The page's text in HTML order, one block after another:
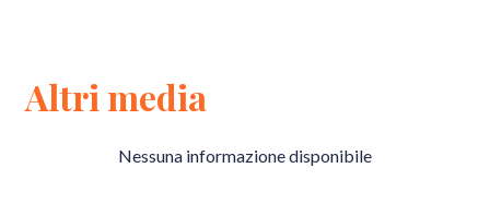
Altri media
Nessuna informazione disponibile